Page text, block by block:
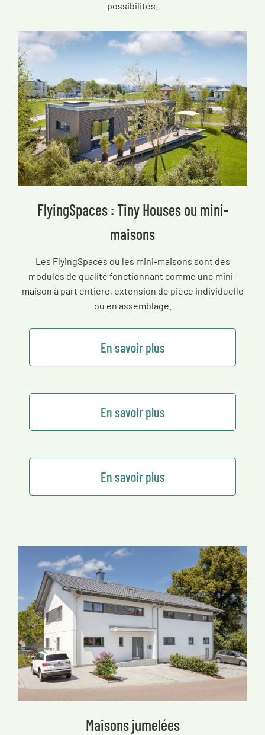
possibilités.
FlyingSpaces : Tiny Houses ou mini-
maisons
Les FlyingSpaces ou les mini-maisons sont des
modules de qualité fonctionnant comme une mini-
maison à part entière, extension de pièce individuelle
ou en assemblage.
En savoir plus
En savoir plus
En savoir plus
Maisons jumelées